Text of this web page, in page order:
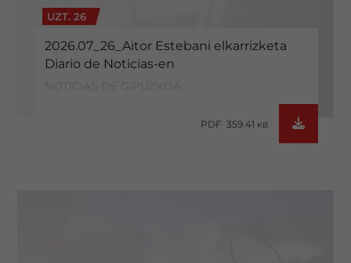
UZT. 26
2026.07_26_Aitor Estebani elkarrizketa
Diario de Noticias-en
PDF 359.41 KB